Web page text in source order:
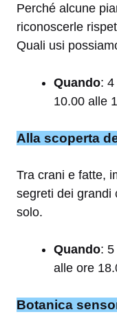
Perché alcune
riconoscerle
Quali usi
Quando:
10.00 alle
Alla scoperta
Tra crani e fatte,
segreti dei grandi
solo.
Quando:
alle ore
Botanica